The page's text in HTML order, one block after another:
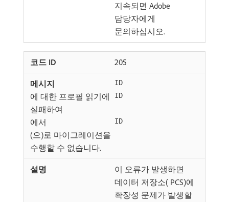
지속되면 Adobe
담당자에게
문의하십시오.
205
ID
에 대한 프로필 읽기에
실패하여
ID
에서 ID
(으)로 마이그레이션을
수행할 수 없습니다.
이 오류가 발생하면
데이터 저장소( PCS)에
확장성 문제가 발생할